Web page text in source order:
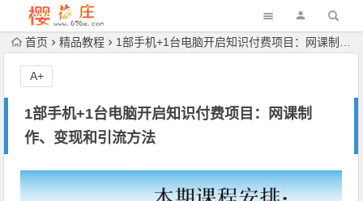
首页 精品教程 1部手机+1台电脑开启知识付费项目：网课制作、变现和引流方法
1部手机+1台电脑开启知识付费项目：网课制
作、变现和引流方法
A+